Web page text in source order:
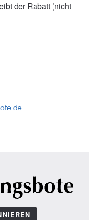
der Rabatt (nicht